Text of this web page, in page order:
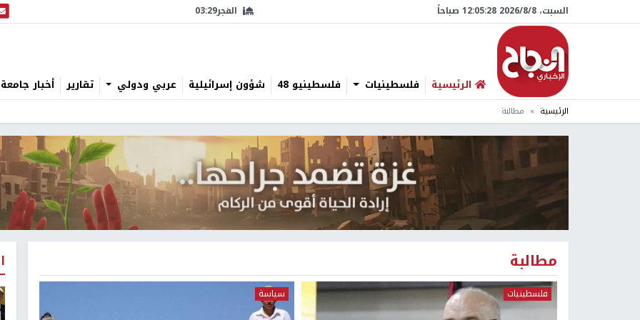
السبت، 8/‏8/‏2026 12:05:29 صباحاً الفجر03:29
الرئيسية فلسطينيات فلسطينيو 48 شؤون إسرائيلية عربي ودولي تقارير أخبار
الرئيسية مطالبة
مطالبة
فلسطينيات سياسة